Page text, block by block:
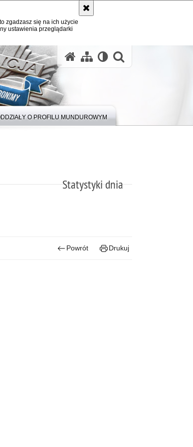
zgadzasz się na ich użycie
ustawienia przeglądarki
O PROFILU MUNDUROWYM
Statystyki dnia
Powrót Drukuj